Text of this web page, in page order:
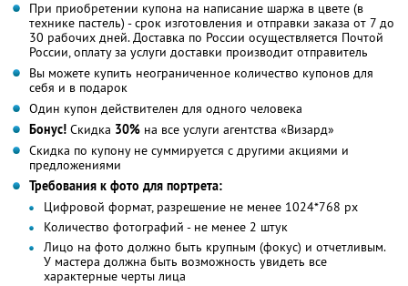
При приобретении купона на написание шаржа в цвете (в
технике пастель) - срок изготовления и отправки заказа от 7 до
30 рабочих дней. Доставка по России осуществляется Почтой
России, оплату за услуги доставки производит отправитель
Вы можете купить неограниченное количество купонов для
себя и в подарок
Один купон действителен для одного человека
Бонус! Скидка 30% на все услуги агентства «Визард»
Скидка по купону не суммируется с другими акциями и
предложениями
Требования к фото для портрета:
Цифровой формат, разрешение не менее 1024*768 px
Количество фотографий - не менее 2 штук
Лицо на фото должно быть крупным (фокус) и отчетливым.
У мастера должна быть возможность увидеть все
характерные черты лица